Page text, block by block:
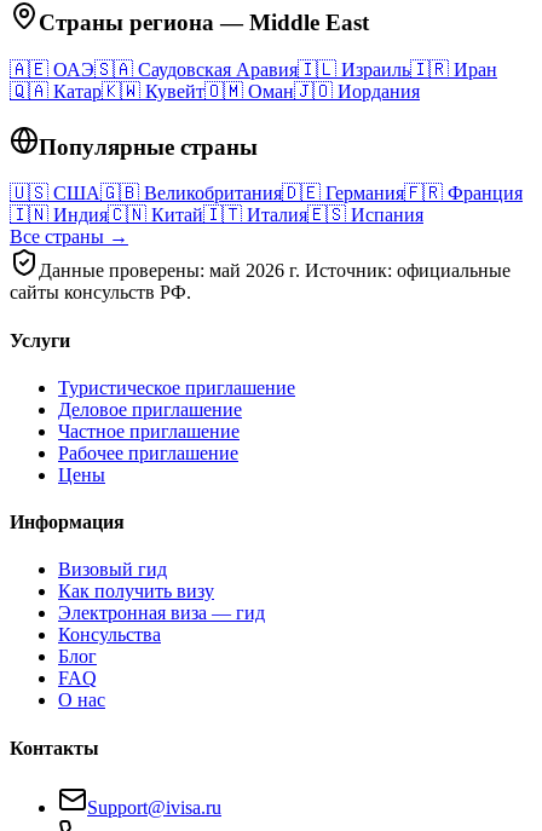
Страны региона —Middle East
🇦🇪 ОАЭ🇸🇦 Саудовская Аравия🇮🇱 Израиль🇮🇷 Иран
🇶🇦 Катар🇰🇼 Кувейт🇴🇲 Оман🇯🇴 Иордания
Популярные страны
🇺🇸 США🇬🇧 Великобритания🇩🇪 Германия🇫🇷 Франция
🇮🇳 Индия🇨🇳 Китай🇮🇹 Италия🇪🇸 Испания
Все страны →
Данные проверены: май 2026 г. Источник: официальные
сайты консульств РФ.
Услуги
Туристическое приглашение
Деловое приглашение
Частное приглашение
Рабочее приглашение
Цены
Информация
Визовый гид
Как получить визу
Электронная виза — гид
Консульства
Блог
FAQ
О нас
Контакты
Support@ivisa.ru